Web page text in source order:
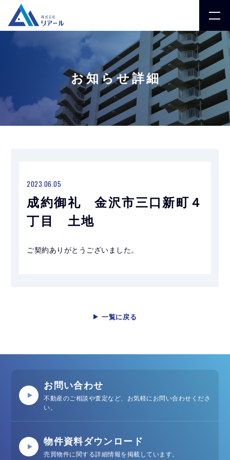
お知らせ詳細
2023.06.05
成約御礼 金沢市三口新町４
丁目 土地
ご契約ありがとうございました。
一覧に戻る
お問い合わせ
不動産のご相談や査定など、お気軽にお問い合わせくださ
い。
物件資料ダウンロード
売買物件に関する詳細情報を掲載しています。